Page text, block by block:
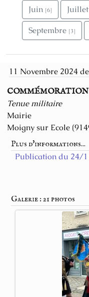
Juin [6] Juillet
Septembre [3]
11 Novembre 2024
COMMÉMORATION
Tenue militaire
Mairie
Moigny sur Ecole
Plus d'informations...
Publication du 24/
Galerie : 21 photos